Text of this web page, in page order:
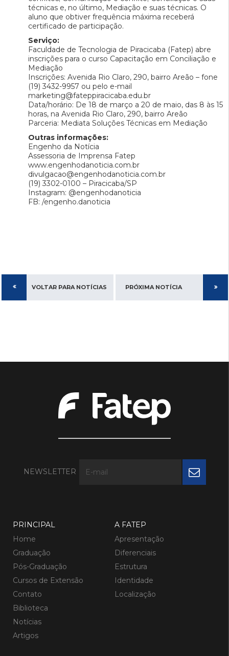
técnicas e, no último, Mediação e suas técnicas. O
aluno que obtiver frequência máxima receberá
certificado de participação.
Serviço:
Faculdade de Tecnologia de Piracicaba (Fatep) abre
inscrições para o curso Capacitação em Conciliação e
Mediação
Inscrições: Avenida Rio Claro, 290, bairro Areão – fone
(19) 3432-9957 ou pelo e-mail
marketing@fateppiracicaba.edu.br
Data/horário: De 18 de março a 20 de maio, das 8 às 15
horas, na Avenida Rio Claro, 290, bairro Areão
Parceria: Mediata Soluções Técnicas em Mediação
Outras informações:
Engenho da Notícia
Assessoria de Imprensa Fatep
www.engenhodanoticia.com.br
divulgacao@engenhodanoticia.com.br
(19) 3302-0100 – Piracicaba/SP
Instagram: @engenhodanoticia
FB: /engenho.danoticia
VOLTAR PARA NOTÍCIAS PRÓXIMA NOTÍCIA
NEWSLETTER
PRINCIPAL
Home
Graduação
Pós-Graduação
Cursos de Extensão
Contato
Biblioteca
Notícias
Artigos
A FATEP
Apresentação
Diferenciais
Estrutura
Identidade
Localização